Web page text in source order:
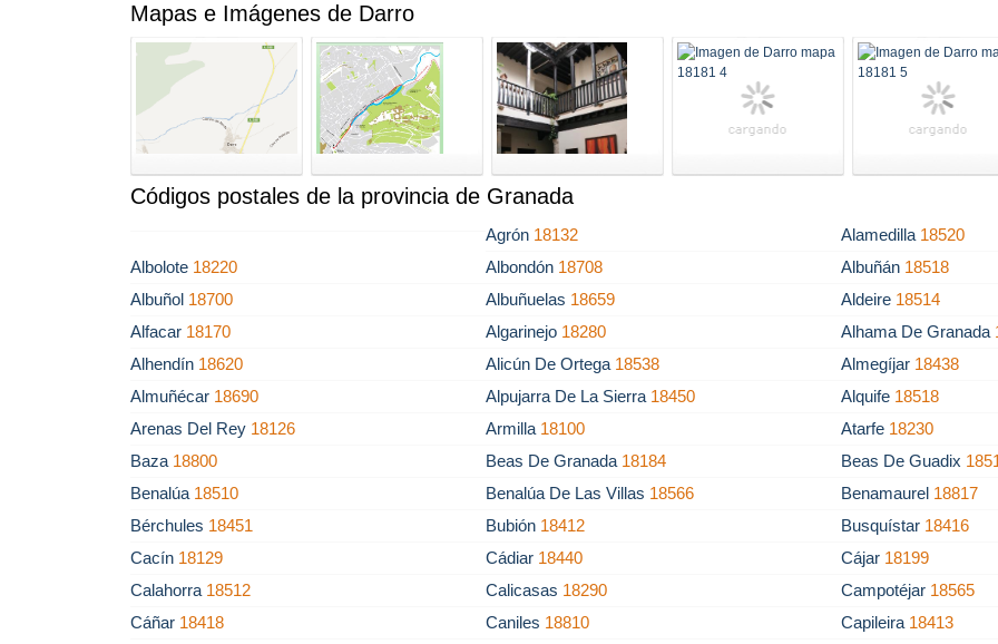
Mapas e Imágenes de Darro
Códigos postales de la provincia de Granada
Agrón 18132 Alamedilla 18520
Albolote 18220 Albondón 18708 Albuñán 18518
Albuñol 18700 Albuñuelas 18659 Aldeire 18514
Alfacar 18170 Algarinejo 18280 Alhama De Granada
Alhendín 18620 Alicún De Ortega 18538 Almegíjar 18438
Almuñécar 18690 Alpujarra De La Sierra 18450 Alquife 18518
Arenas Del Rey 18126 Armilla 18100 Atarfe 18230
Baza 18800 Beas De Granada 18184 Beas De Guadix
Benalúa 18510 Benalúa De Las Villas 18566 Benamaurel 18817
Bérchules 18451 Bubión 18412 Busquístar 18416
Cacín 18129 Cádiar 18440 Cájar 18199
Calahorra 18512 Calicasas 18290 Campotéjar 18565
Cáñar 18418 Caniles 18810 Capileira 18413